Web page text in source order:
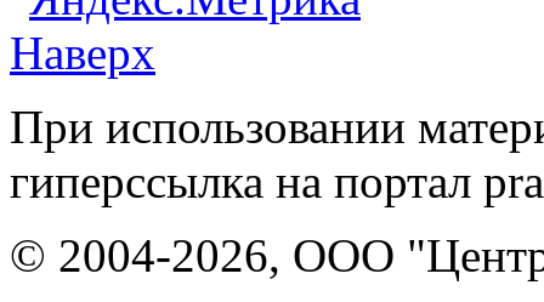
Наверх
При использовании
гиперссылка на портал
© 2004-2026, ООО "Центр